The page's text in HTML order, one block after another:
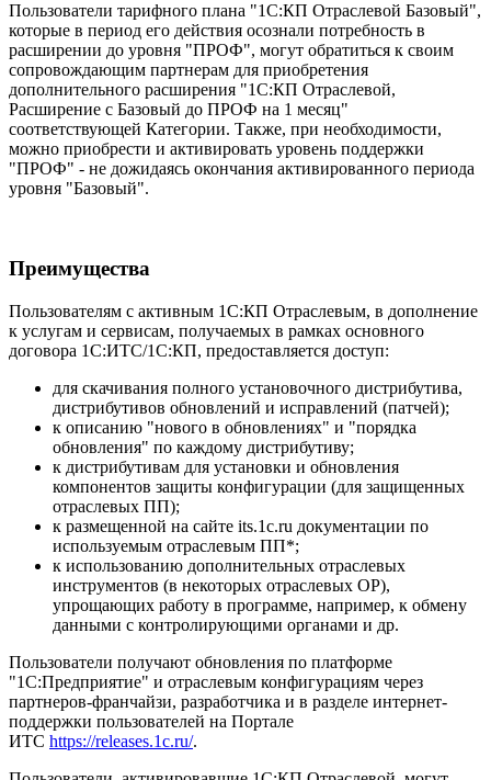
Пользователи тарифного плана "1С:КП Отраслевой Базовый",
которые в период его действия осознали потребность в
расширении до уровня "ПРОФ", могут обратиться к своим
сопровождающим партнерам для приобретения
дополнительного расширения "1С:КП Отраслевой,
Расширение с Базовый до ПРОФ на 1 месяц"
соответствующей Категории. Также, при необходимости,
можно приобрести и активировать уровень поддержки
"ПРОФ" - не дожидаясь окончания активированного периода
уровня "Базовый".
Преимущества
Пользователям с активным 1С:КП Отраслевым, в дополнение
к услугам и сервисам, получаемых в рамках основного
договора 1С:ИТС/1С:КП, предоставляется доступ:
для скачивания полного установочного дистрибутива,
дистрибутивов обновлений и исправлений (патчей);
к описанию "нового в обновлениях" и "порядка
обновления" по каждому дистрибутиву;
к дистрибутивам для установки и обновления
компонентов защиты конфигурации (для защищенных
отраслевых ПП);
к размещенной на сайте its.1c.ru документации по
используемым отраслевым ПП*;
к использованию дополнительных отраслевых
инструментов (в некоторых отраслевых ОР),
упрощающих работу в программе, например, к обмену
данными с контролирующими органами и др.
Пользователи получают обновления по платформе
"1С:Предприятие" и отраслевым конфигурациям через
партнеров-франчайзи, разработчика и в разделе интернет-
поддержки пользователей на Портале
ИТС https://releases.1c.ru/.